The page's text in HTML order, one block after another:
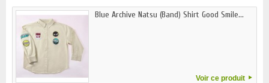
Blue Archive Natsu (Band) Shirt Good Smile...
Voir ce produit